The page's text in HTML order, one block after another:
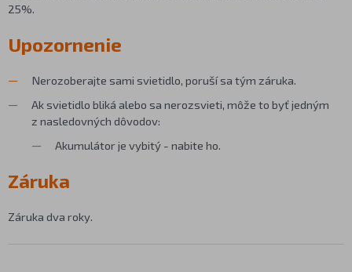
25%.
Upozornenie
Nerozoberajte sami svietidlo, poruší sa tým záruka.
Ak svietidlo bliká alebo sa nerozsvieti, môže to byť jedným
z nasledovných dôvodov:
Akumulátor je vybitý - nabite ho.
Záruka
Záruka dva roky.